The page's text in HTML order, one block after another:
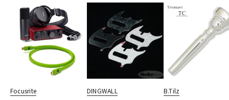
Focusrite DINGWALL B.Tilz